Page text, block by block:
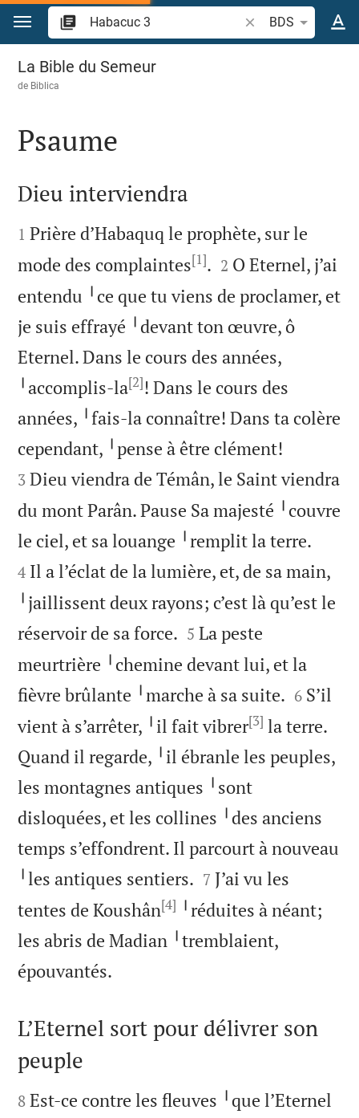
Aller vers contenu
Recherche d'un
BDS
Habacuc 3
La Bible du Semeur
de Biblica

Psaume

Dieu interviendra

1 Prière d’Habaquq le prophète, sur le
mode des complaintes[1]. 

2 O Eternel, j’ai
entendu ╵ce que tu viens de proclamer, et
je suis effrayé ╵devant ton œuvre, ô
Eternel. Dans le cours des années,
╵accomplis-la[2]! Dans le cours des
années, ╵fais-la connaître! Dans ta colère
cependant, ╵pense à être clément!
3 Dieu viendra de Témân, le Saint viendra
du mont Parân. Pause Sa majesté ╵couvre
le ciel, et sa louange ╵remplit la terre.
4 Il a l’éclat de la lumière, et, de sa main,
╵jaillissent deux rayons; c’est là qu’est le
réservoir de sa force. 

5 La peste
meurtrière ╵chemine devant lui, et la
fièvre brûlante ╵marche à sa suite. 

6 S’il
vient à s’arrêter, ╵il fait vibrer[3] la terre.
Quand il regarde, ╵il ébranle les peuples,
les montagnes antiques ╵sont
disloquées, et les collines ╵des anciens
temps s’effondrent. Il parcourt à nouveau
╵les antiques sentiers. 

7 J’ai vu les
tentes de Koushân[4] ╵réduites à néant;
les abris de Madian ╵tremblaient,
épouvantés.

L’Eternel sort pour délivrer son
peuple

8 Est-ce contre les fleuves ╵que l’Eternel